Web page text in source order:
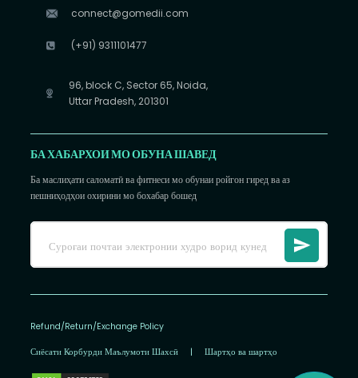
connect@gomedii.com
(+91) 9311101477
96, block C, Sector 65, Noida,
Uttar Pradesh, 201301
БА ХАБАРХОИ МО ОБУНА ШАВЕД
Ба маслиҳати саломатӣ ва фитнеси мо обунаи ройгон гиред ва аз
пешниҳодҳои охирини мо бохабар бошед
Refund/Return/Exchange Policy
Сиёсати Корбурди Маълумоти Шахсӣ | Шартҳо ва шартҳо